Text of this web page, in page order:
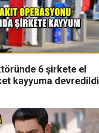
6 şirkete el
kayyuma devredildi